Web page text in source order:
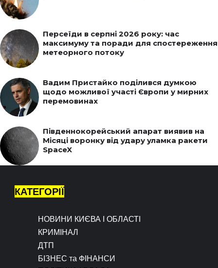
Персеїди в серпні 2026 року: час
максимуму та поради для спостереження
метеорного потоку
Вадим Пристайко поділився думкою
щодо можливої участі Європи у мирних
перемовинах
Південнокорейський апарат виявив на
Місяці воронку від удару уламка ракети
SpaceX
КАТЕГОРІЇ
НОВИНИ КИЄВА І ОБЛАСТІ
КРИМІНАЛ
ДТП
БІЗНЕС та ФІНАНСИ